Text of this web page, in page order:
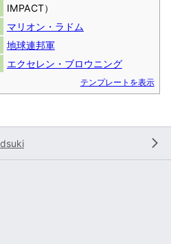
IMPACT）
マリオン・ラドム
地球連邦軍
エクセレン・ブロウニング
テンプレートを表示